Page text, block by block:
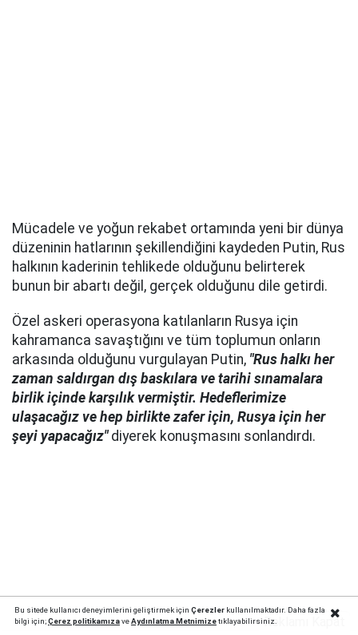
Mücadele ve yoğun rekabet ortamında yeni bir dünya
düzeninin hatlarının şekillendiğini kaydeden Putin, Rus
halkının kaderinin tehlikede olduğunu belirterek
bunun bir abartı değil, gerçek olduğunu dile getirdi.
Özel askeri operasyona katılanların Rusya için
kahramanca savaştığını ve tüm toplumun onların
arkasında olduğunu vurgulayan Putin, "Rus halkı her
zaman saldırgan dış baskılara ve tarihi sınamalara
birlik içinde karşılık vermiştir. Hedeflerimize
ulaşacağız ve hep birlikte zafer için, Rusya için her
şeyi yapacağız"diyerek konuşmasını sonlandırdı.
Bu sitede kullanıcı deneyimlerini geliştirmek için Çerezlerkullanılmaktadır. Daha fazla
bilgi için;Çerez politikamızaveAydınlatma Metnimizetıklayabilirsiniz.Reklamı Kapat